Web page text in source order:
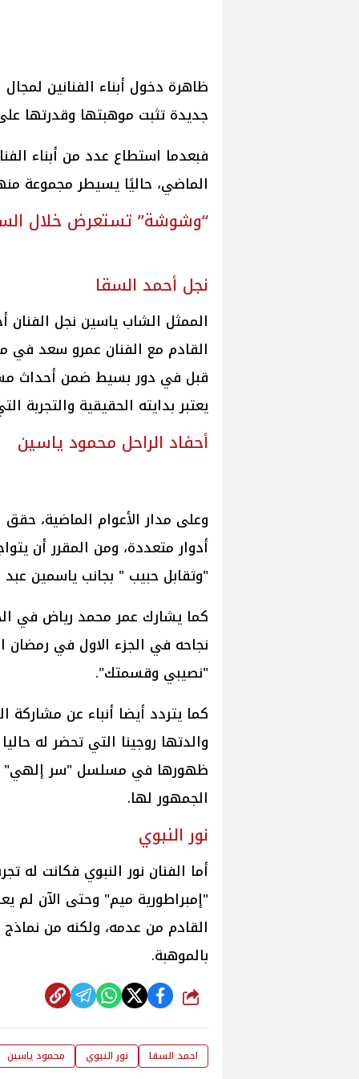
ظاهرة دخول أبناء الفنانين
جديدة تثبت موهبتها وقدرتها
فبعدما استطاع عدد من أبناء
الماضي، حاليًا يسيطر مجموعة
“وشوشة” تستعرض خلال
نجل أحمد السقا
الممثل الشاب ياسين نجل
القادم مع الفنان عمرو سعد
يعتبر بدايته الحقيقية والتجربة
أحفاد الراحل محمود ياسين
وعلى مدار الأعوام الماضية،
أدوار متعددة، ومن المقرر أن
"وتقابل حبيب " بجانب ياسمين
كما يشارك عمر محمد رياض في
نجاحه في الجزء الاول في
"نصيبي وقسمتك".
كما يتردد أيضا أنباء عن
والدتها روجينا التي تحضر له
ظهورها في مسلسل "سر إلهي"
الجمهور لها.
نور النبوي
أما الفنان نور النبوي فكانت
"إمبراطورية ميم" وحتى الآن لم
القادم من عدمه، ولكنه من نماذج
بالموهبة.
شارك
احمد السقا نور النبوي محمود ياسين